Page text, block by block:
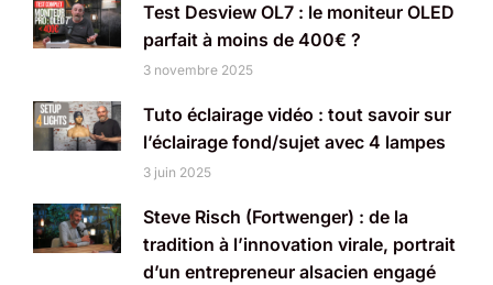
Test Desview OL7 : le moniteur OLED
parfait à moins de 400€ ?
3 novembre 2025
Tuto éclairage vidéo : tout savoir sur
l’éclairage fond/sujet avec 4 lampes
3 juin 2025
Steve Risch (Fortwenger) : de la
tradition à l’innovation virale, portrait
d’un entrepreneur alsacien engagé